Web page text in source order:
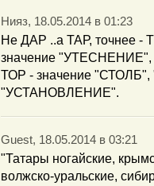
Нияз, 18.05.2014 в 01:23
Не ДАР ..а ТАР, точнее -
значение
ТОР - значение
"УСТАНОВЛЕНИЕ".
Guest, 18.05.2014 в 03:21
"Татары ногайские,
волжско-уральские,